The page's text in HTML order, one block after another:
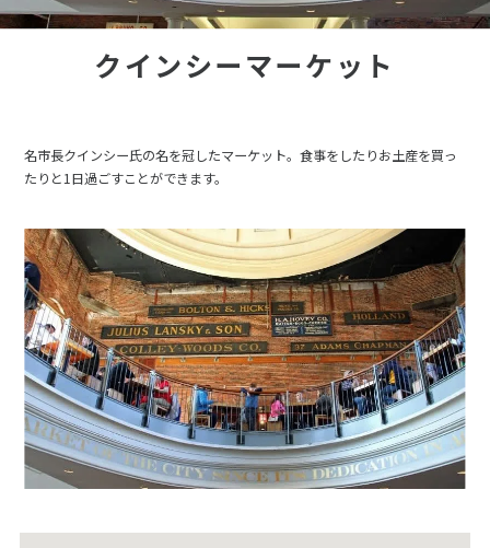
クインシーマーケット
名市長クインシー氏の名を冠したマーケット。食事をしたりお土産を買っ
たりと1日過ごすことができます。